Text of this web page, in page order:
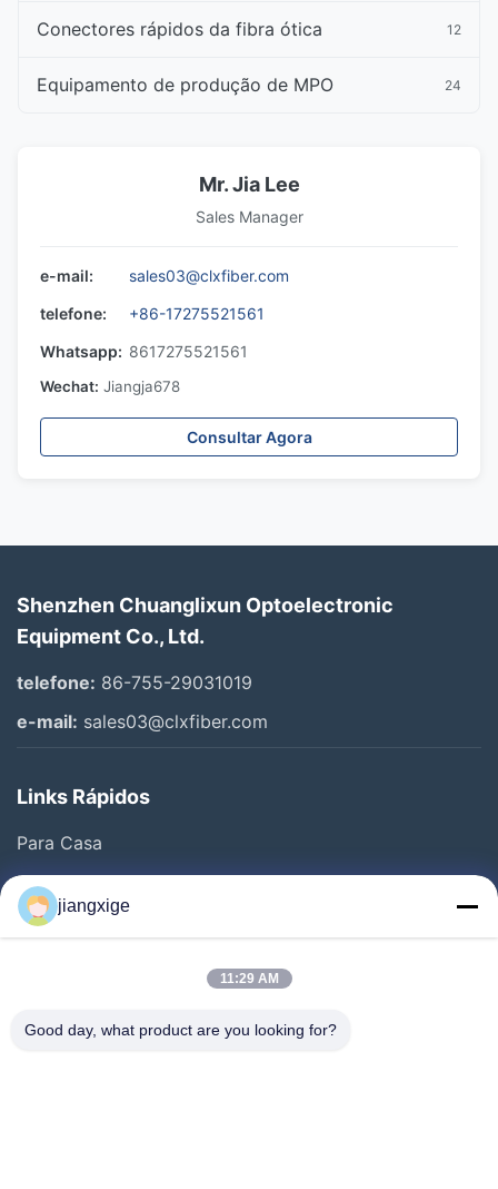
Conectores rápidos da fibra ótica 12
Equipamento de produção de MPO 24
Mr. Jia Lee
Sales Manager
e-mail:
sales03@clxfiber.com
telefone:
+86-17275521561
Whatsapp: 8617275521561
Wechat: Jiangja678
Consultar Agora
Shenzhen Chuanglixun Optoelectronic
Equipment Co., Ltd.
telefone: 86-755-29031019
e-mail: sales03@clxfiber.com
Links Rápidos
Para Casa
Produtos
Sobre Nós
Contacte-Nos
jiangxige
11:29 AM
Good day, what product are you looking for?